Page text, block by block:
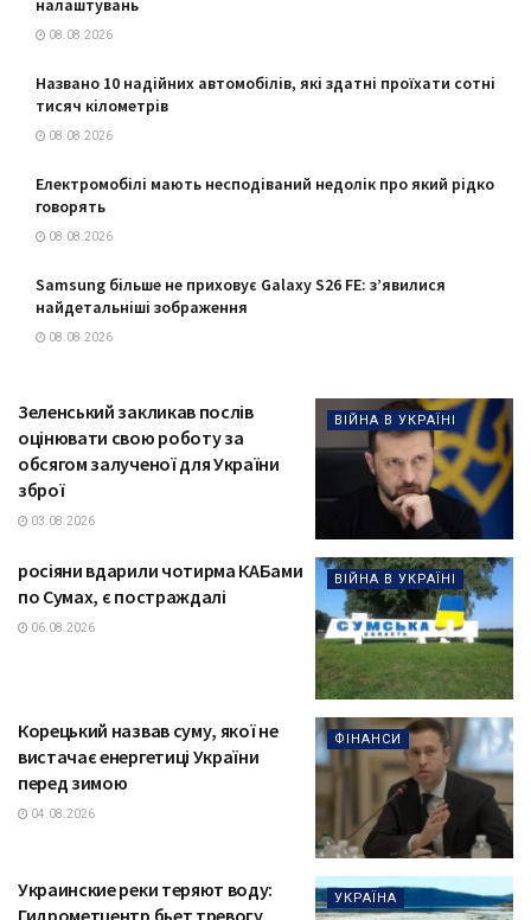
налаштувань
08.08.2026
Названо 10 надійних автомобілів, які здатні проїхати сотні
тисяч кілометрів
08.08.2026
Електромобілі мають несподіваний недолік про який рідко
говорять
08.08.2026
Samsung більше не приховує Galaxy S26 FE: з’явилися
найдетальніші зображення
08.08.2026
ВІЙНА В УКРАЇНІ
Зеленський закликав послів
оцінювати свою роботу за
обсягом залученої для України
зброї
03.08.2026
ВІЙНА В УКРАЇНІ
росіяни вдарили чотирма КАБами
по Сумах, є постраждалі
06.08.2026
ФІНАНСИ
Корецький назвав суму, якої не
вистачає енергетиці України
перед зимою
04.08.2026
УКРАЇНА
Украинские реки теряют воду: